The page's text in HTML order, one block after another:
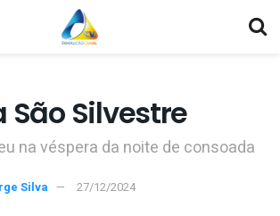
São Silvestre
na véspera da noite de consoada
Silva 27/12/2024